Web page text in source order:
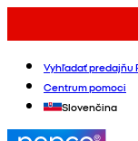
Vyhľadať predajňu
Centrum pomoci
Slovenčina